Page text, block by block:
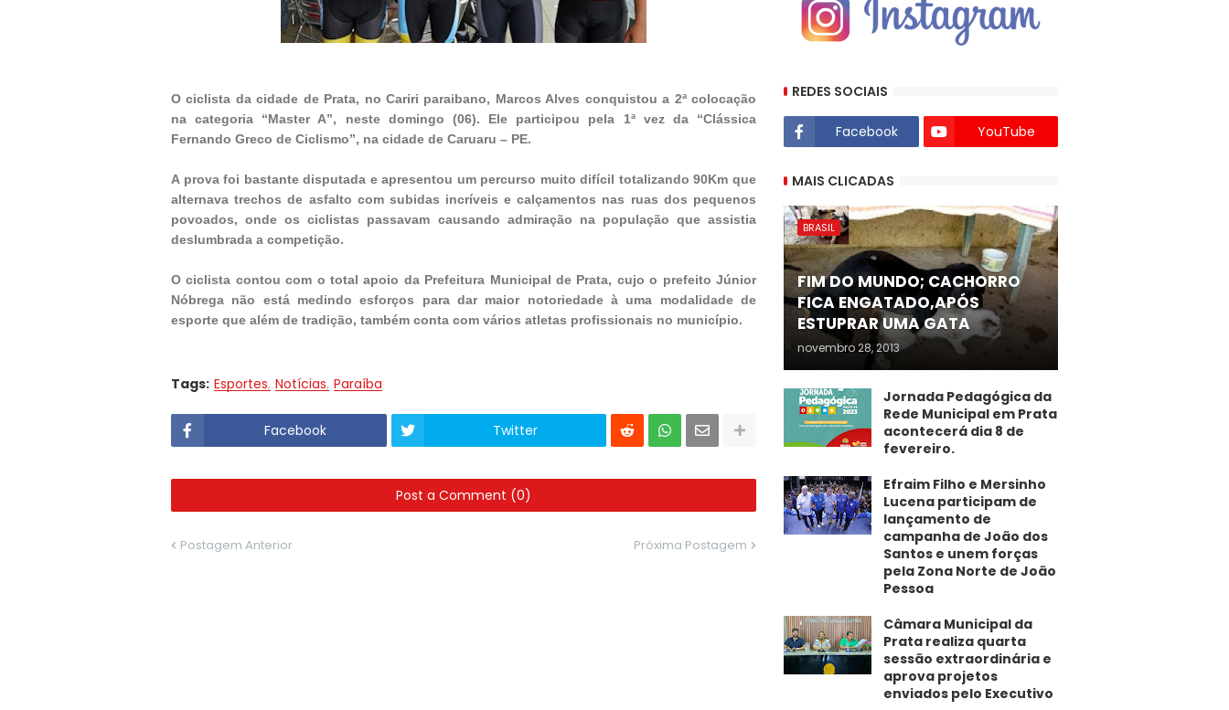
O ciclista da cidade de Prata, no Cariri paraibano, Marcos Alves conquistou a 2ª colocação
na categoria “Master A”, neste domingo (06). Ele participou pela 1ª vez da “Clássica
Fernando Greco de Ciclismo”, na cidade de Caruaru – PE.
A prova foi bastante disputada e apresentou um percurso muito difícil totalizando 90Km que
alternava trechos de asfalto com subidas incríveis e calçamentos nas ruas dos pequenos
povoados, onde os ciclistas passavam causando admiração na população que assistia
deslumbrada a competição.
O ciclista contou com o total apoio da Prefeitura Municipal de Prata, cujo o prefeito Júnior
Nóbrega não está medindo esforços para dar maior notoriedade à uma modalidade de
esporte que além de tradição, também conta com vários atletas profissionais no município.
Tags: Esportes Notícias Paraíba
Facebook Twitter
Post a Comment (0)
Postagem Anterior Próxima Postagem
REDES SOCIAIS
Facebook YouTube
MAIS CLICADAS
BRASIL
FIM DO MUNDO; CACHORRO
FICA ENGATADO,APÓS
ESTUPRAR UMA GATA
novembro 28, 2013
Jornada Pedagógica da
Rede Municipal em Prata
acontecerá dia 8 de
fevereiro.
Efraim Filho e Mersinho
Lucena participam de
lançamento de
campanha de João dos
Santos e unem forças
pela Zona Norte de João
Pessoa
Câmara Municipal da
Prata realiza quarta
sessão extraordinária e
aprova projetos
enviados pelo Executivo